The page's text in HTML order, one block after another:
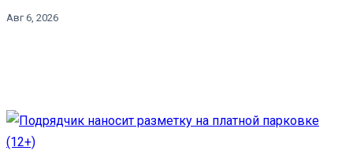
Авг 6, 2026